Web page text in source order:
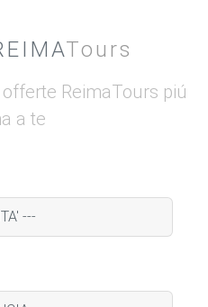
Tours
ReimaTours piú
a te